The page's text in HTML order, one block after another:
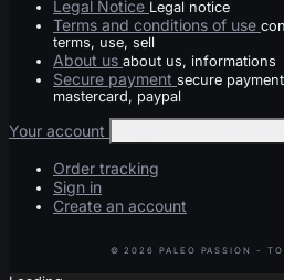
Legal Notice Legal notice
Terms and conditions of use
terms, use, sell
About us about us, informations
Secure payment secure
mastercard, paypal
Your account
Order tracking
Sign in
Create an account